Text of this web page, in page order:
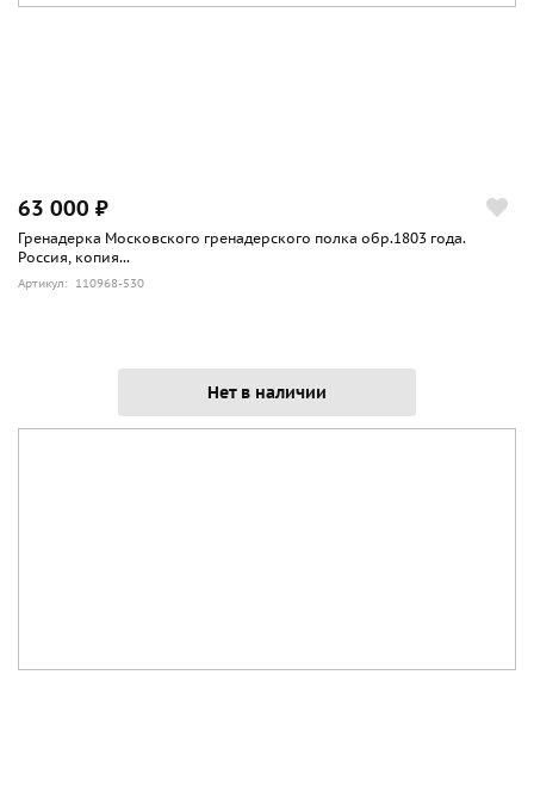
63 000 ₽
Гренадерка Московского гренадерского полка обр.1803 года.
Россия, копия...
Артикул: 110968-530
Нет в наличии